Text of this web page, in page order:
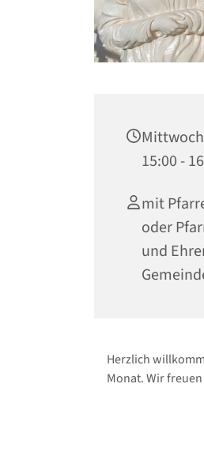
15:00 -
mit
oder
und
Herzlich
Monat. Wir